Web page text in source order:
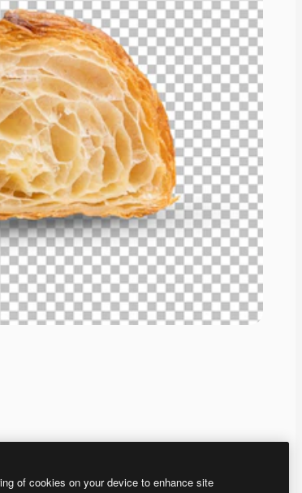
of cookies on your device to enhance site